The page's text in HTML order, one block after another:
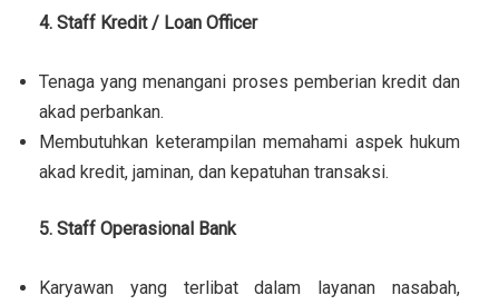
4. Staff Kredit / Loan Officer
Tenaga yang menangani proses pemberian kredit dan
akad perbankan.
Membutuhkan keterampilan memahami aspek hukum
akad kredit, jaminan, dan kepatuhan transaksi.
5. Staff Operasional Bank
Karyawan yang terlibat dalam layanan nasabah,